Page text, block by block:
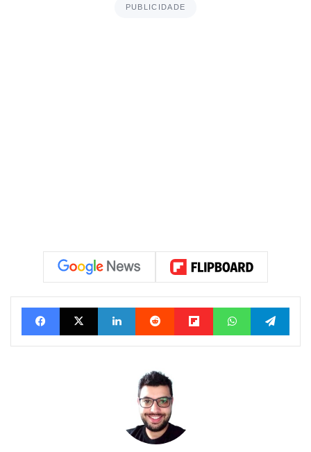
PUBLICIDADE
FacebookX Linkedin Reddit FlipboardWhatsApp